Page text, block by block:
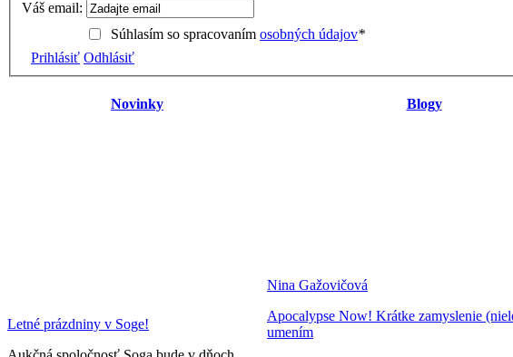
Váš email:
Súhlasím so spracovaním osobných údajov*
Prihlásiť Odhlásiť
Novinky Blogy
Letné prázdniny v Soge!
Nina Gažovičová
Apocalypse Now! Krátke zamyslenie
umením